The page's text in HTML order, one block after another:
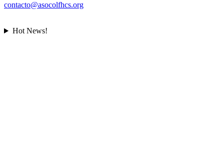
contacto@asocolfhcs.org
Hot News!